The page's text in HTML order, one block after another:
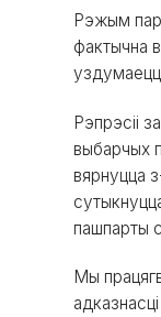
Рэжым
фактычна
Рэпрэсіі
выбарчых
вярнуцца
пашпарты
Мы